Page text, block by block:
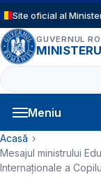
Sari la conținutul
Site oficial al
GUVERNUL
Caută
Meniu
Navigație
Cale de
Acasă
Mesajul ministrului
Internaționale a